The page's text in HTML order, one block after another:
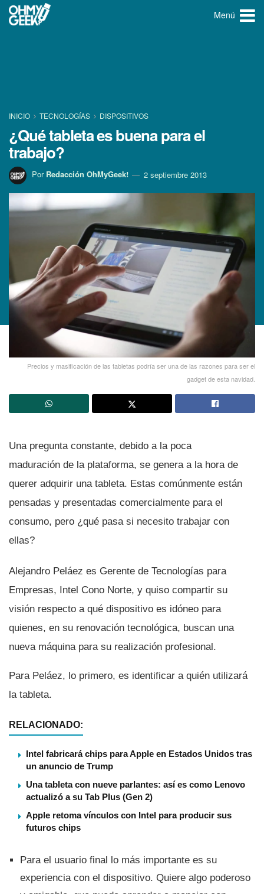
Menú
INICIO TECNOLOGÍ­AS DISPOSITIVOS
¿Qué tableta es buena para el
trabajo?
Por Redacción OhMyGeek! 2 septiembre 2013
Precios y masificación de las tabletas podrí­a ser una de las razones para ser el
gadget de esta navidad.
Una pregunta constante, debido a la poca
maduración de la plataforma, se genera a la hora de
querer adquirir una tableta. Estas comúnmente están
pensadas y presentadas comercialmente para el
consumo, pero ¿qué pasa si necesito trabajar con
ellas?
Alejandro Peláez es Gerente de Tecnologí­as para
Empresas, Intel Cono Norte, y quiso compartir su
visión respecto a qué dispositivo es idóneo para
quienes, en su renovación tecnológica, buscan una
nueva máquina para su realización profesional.
Para Peláez, lo primero, es identificar a quién utilizará
la tableta.
RELACIONADO:
Intel fabricará chips para Apple en Estados Unidos tras
un anuncio de Trump
Una tableta con nueve parlantes: así es como Lenovo
actualizó a su Tab Plus (Gen 2)
Apple retoma vínculos con Intel para producir sus
futuros chips
Para el usuario final lo más importante es su
experiencia con el dispositivo. Quiere algo poderoso